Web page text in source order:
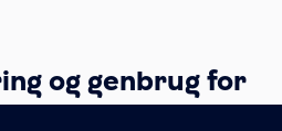
og genbrug for